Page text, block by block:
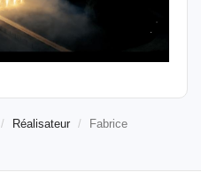
Réalisateur Fabrice